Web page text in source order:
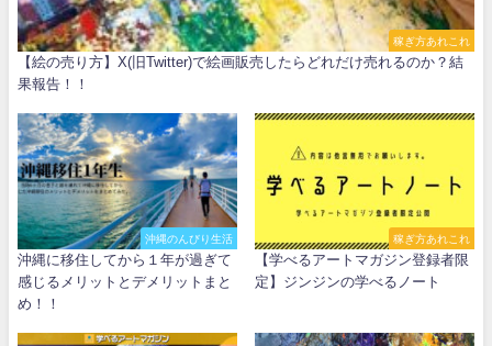
稼ぎ方あれこれ
【絵の売り方】X(旧Twitter)で絵画販売したらどれだけ売れるのか？結
果報告！！
沖縄のんびり生活
沖縄に移住してから１年が過ぎて
感じるメリットとデメリットまと
め！！
稼ぎ方あれこれ
【学べるアートマガジン登録者限
定】ジンジンの学べるノート